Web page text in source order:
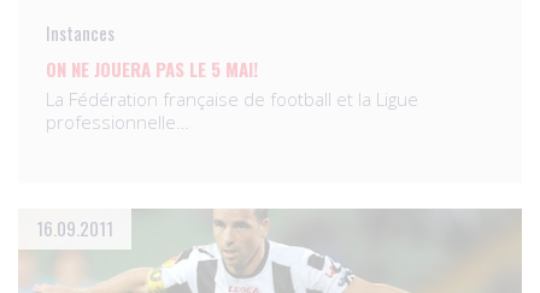
Instances
ON NE JOUERA PAS LE 5 MAI!
La Fédération française de football et la Ligue
professionnelle…
16.09.2011